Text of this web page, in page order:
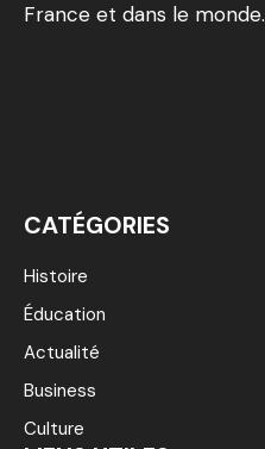
France et dans le monde.
CATÉGORIES
Histoire
Éducation
Actualité
Business
Culture